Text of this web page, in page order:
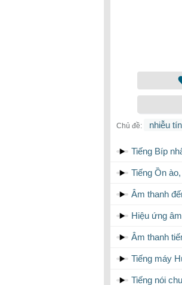
Chủ đề: nhiễu
Tiếng Bíp
Tiếng Ồn
Âm thanh
Hiệu ứng
Âm thanh
Tiếng máy
Tiếng nói